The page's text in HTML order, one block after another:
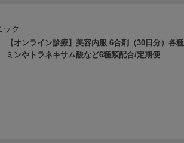
ック
【オンライン診療】美容内服 6合剤（30日分）各
ミンやトラネキサム酸など6種類配合/定期便